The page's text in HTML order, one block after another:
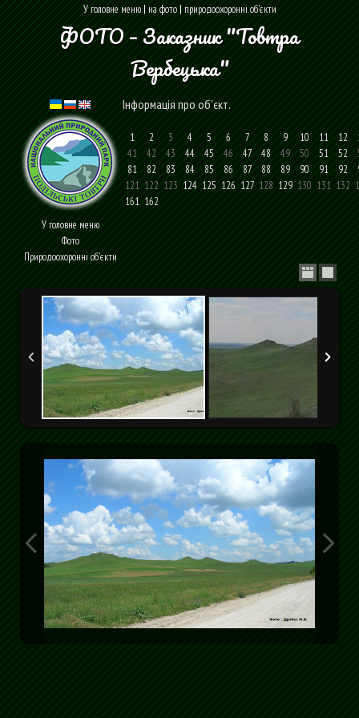
У головне меню|на фото|природоохоронні об'єкти
ФОТО – Заказник "Товтра
Вербецька"
У головне меню
Фото
Природоохоронні об'єкти
Інформація про об'єкт.
1 2 3 4 5 6 7 8 9 10 11 12
41 42 43 44 45 46 47 48 49 50 51 52
81
82 83 84 85 86 87 88 89 90 91 92
121122123124 125 126 127128129130131132
161 162